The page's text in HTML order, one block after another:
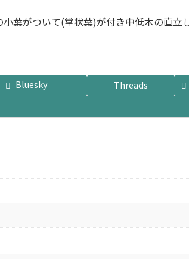
葉がついて(掌状葉)が付き中低木の直立
Bluesky Threads